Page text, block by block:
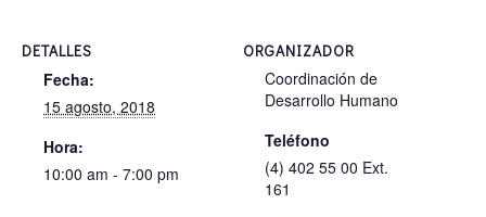
DETALLES
Fecha:
15 agosto, 2018
Hora:
10:00 am - 7:00 pm
ORGANIZADOR
Coordinación de
Desarrollo Humano
Teléfono
(4) 402 55 00 Ext.
161